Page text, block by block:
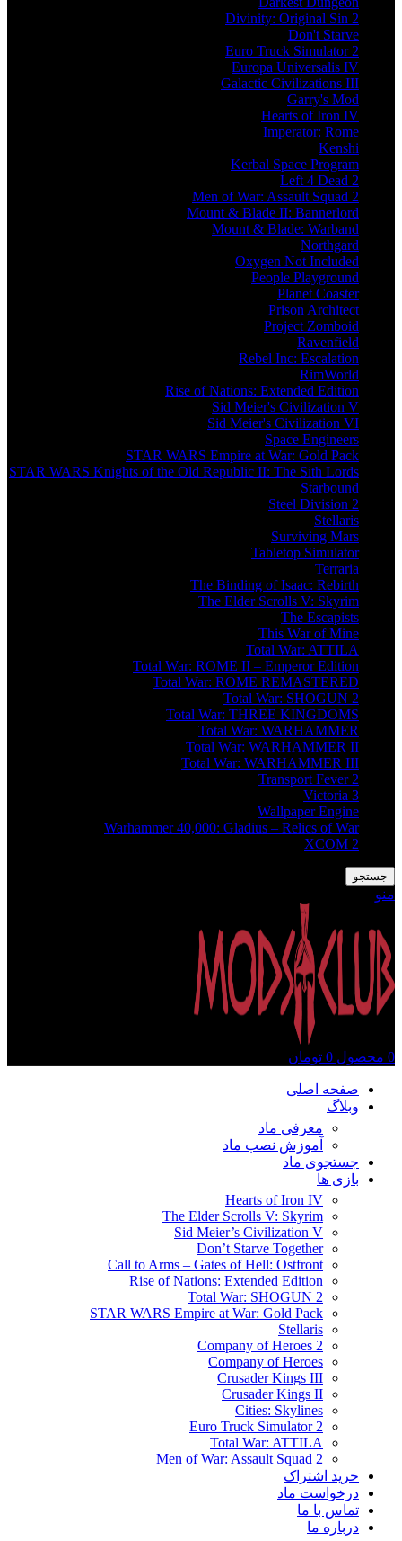
Divinity: Original Sin 2
Don't Starve
Euro Truck Simulator 2
Europa Universalis IV
Galactic Civilizations III
Garry's Mod
Hearts of Iron IV
Imperator: Rome
Kenshi
Kerbal Space Program
Left 4 Dead 2
Men of War: Assault Squad 2
Mount & Blade II: Bannerlord
Mount & Blade: Warband
Northgard
Oxygen Not Included
People Playground
Planet Coaster
Prison Architect
Project Zomboid
Ravenfield
Rebel Inc: Escalation
RimWorld
Rise of Nations: Extended Edition
Sid Meier's Civilization V
Sid Meier's Civilization VI
Space Engineers
STAR WARS Empire at War: Gold Pack
STAR WARS Knights of the Old Republic II: The Sith Lords
Starbound
Steel Division 2
Stellaris
Surviving Mars
Tabletop Simulator
Terraria
The Binding of Isaac: Rebirth
The Elder Scrolls V: Skyrim
The Escapists
This War of Mine
Total War: ATTILA
Total War: ROME II – Emperor Edition
Total War: ROME REMASTERED
Total War: SHOGUN 2
Total War: THREE KINGDOMS
Total War: WARHAMMER
Total War: WARHAMMER II
Total War: WARHAMMER III
Transport Fever 2
Victoria 3
Wallpaper Engine
Warhammer 40,000: Gladius – Relics of War
XCOM 2
جستجو
منو
0 محصول 0 تومان
صفحه اصلی
وبلاگ
معرفی ماد
آموزش نصب ماد
جستجوی ماد
بازی ها
Hearts of Iron IV
The Elder Scrolls V: Skyrim
Sid Meier’s Civilization V
Don’t Starve Together
Call to Arms – Gates of Hell: Ostfront
Rise of Nations: Extended Edition
Total War: SHOGUN 2
STAR WARS Empire at War: Gold Pack
Stellaris
Company of Heroes 2
Company of Heroes
Crusader Kings III
Crusader Kings II
Cities: Skylines
Euro Truck Simulator 2
Total War: ATTILA
Men of War: Assault Squad 2
خرید اشتراک
درخواست ماد
تماس با ما
درباره ما